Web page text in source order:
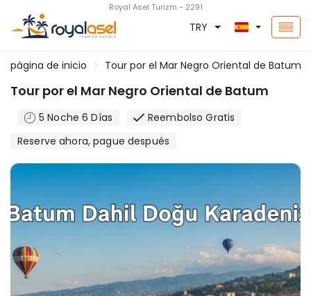
Royal Asel Turizm - 2291
TRY
página de inicio Tour por el Mar Negro Oriental de Batum
Tour por el Mar Negro Oriental de Batum
5 Noche 6 Días
Reembolso Gratis
Reserve ahora, pague después